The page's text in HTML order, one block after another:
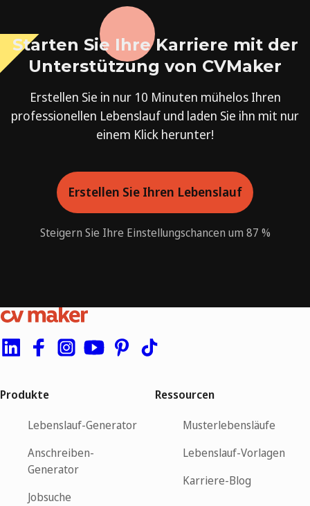
Starten Sie Ihre Karriere mit der
Unterstützung von CVMaker
Erstellen Sie in nur 10 Minuten mühelos Ihren
professionellen Lebenslauf und laden Sie ihn mit nur
einem Klick herunter!
Erstellen Sie Ihren Lebenslauf
Steigern Sie Ihre Einstellungschancen um 87 %
Produkte
Lebenslauf-Generator
Anschreiben-
Generator
Jobsuche
Ressourcen
Musterlebensläufe
Lebenslauf-Vorlagen
Karriere-Blog